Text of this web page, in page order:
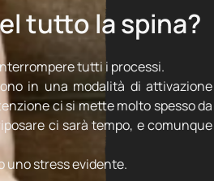
tutto la spina?
tutti i processi.
in una modalità di attivazione
ci si mette molto spesso da
ci sarà tempo, e comunque
uno stress evidente.